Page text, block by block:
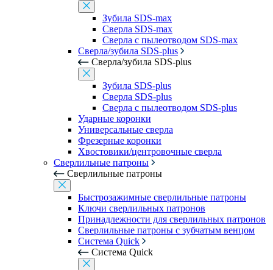
Зубила SDS-max
Сверла SDS-max
Сверла с пылеотводом SDS-max
Сверла/зубила SDS-plus
Сверла/зубила SDS-plus
Зубила SDS-plus
Сверла SDS-plus
Сверла с пылеотводом SDS-plus
Ударные коронки
Универсальные сверла
Фрезерные коронки
Хвостовики/центровочные сверла
Сверлильные патроны
Сверлильные патроны
Быстрозажимные сверлильные патроны
Ключи сверлильных патронов
Принадлежности для сверлильных патронов
Сверлильные патроны с зубчатым венцом
Система Quick
Система Quick